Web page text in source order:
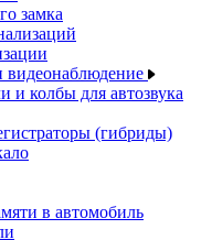
замка
видеонаблюдение
и колбы для автозвука
(гибриды)
в автомобиль